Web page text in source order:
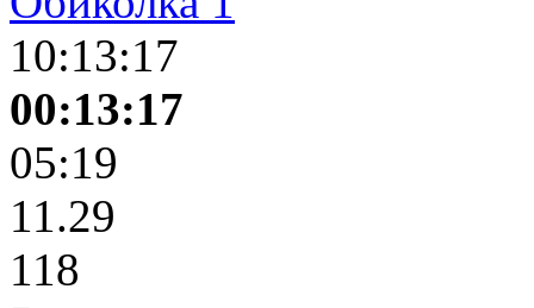
10:13:17
00:13:17
05:19
11.29
118